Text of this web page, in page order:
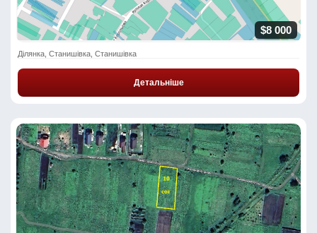
$8 000
Ділянка, Станишівка, Станишівка
Детальніше